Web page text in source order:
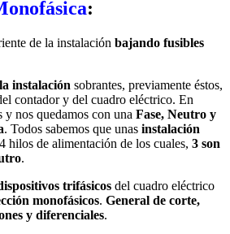
:
de la instalación bajando fusibles
instalación sobrantes, previamente éstos,
contador y del cuadro eléctrico. En
y nos quedamos con una Fase, Neutro y
. Todos sabemos que unas instalación
hilos de alimentación de los cuales, 3 son
.
trifásicos del cuadro eléctrico
monofásicos. General de corte,
y diferenciales.